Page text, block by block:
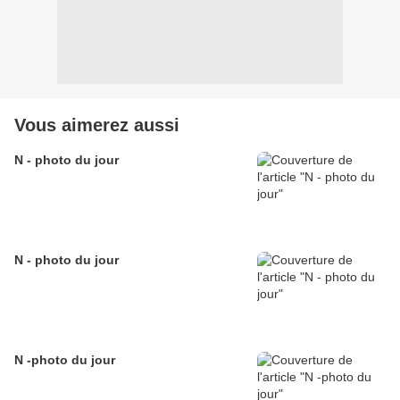
Vous aimerez aussi
N - photo du jour
N - photo du jour
N -photo du jour